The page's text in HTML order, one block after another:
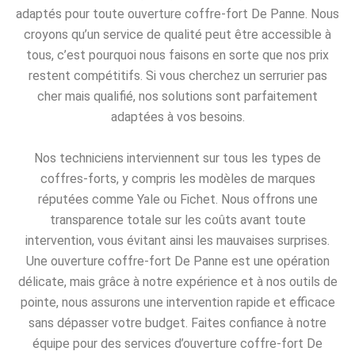
adaptés pour toute ouverture coffre-fort De Panne. Nous
croyons qu’un service de qualité peut être accessible à
tous, c’est pourquoi nous faisons en sorte que nos prix
restent compétitifs. Si vous cherchez un serrurier pas
cher mais qualifié, nos solutions sont parfaitement
adaptées à vos besoins.
Nos techniciens interviennent sur tous les types de
coffres-forts, y compris les modèles de marques
réputées comme Yale ou Fichet. Nous offrons une
transparence totale sur les coûts avant toute
intervention, vous évitant ainsi les mauvaises surprises.
Une ouverture coffre-fort De Panne est une opération
délicate, mais grâce à notre expérience et à nos outils de
pointe, nous assurons une intervention rapide et efficace
sans dépasser votre budget. Faites confiance à notre
équipe pour des services d’ouverture coffre-fort De